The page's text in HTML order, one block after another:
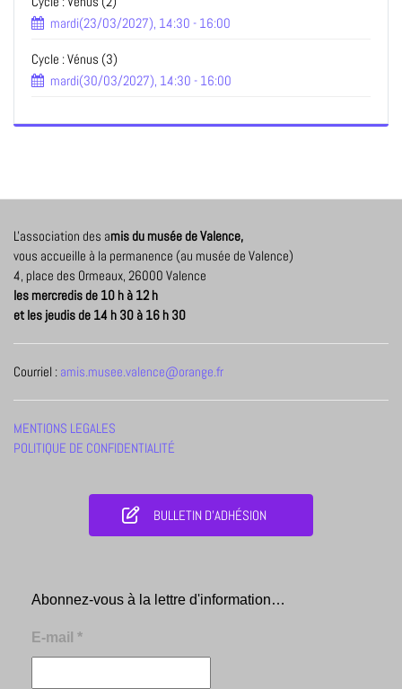
mardi(23/03/2027), 14:30 - 16:00
Cycle : Vénus (3)
mardi(30/03/2027), 14:30 - 16:00
L'association des amis du musée de Valence,
vous accueille à la permanence (au musée de Valence)
4, place des Ormeaux, 26000 Valence
les mercredis de 10 h à 12 h
et les jeudis de 14 h 30 à 16 h 30
Courriel : amis.musee.valence@orange.fr
MENTIONS LEGALES
POLITIQUE DE CONFIDENTIALITÉ
BULLETIN D'ADHÉSION
Abonnez-vous à la lettre d'information…
E-mail *